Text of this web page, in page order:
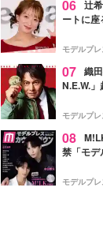
06 辻
ートに
ぎ」「成
モデルプレ
07 織
N.E.W.
徴する“
モデルプレ
08
禁「モデ
モデルプレ